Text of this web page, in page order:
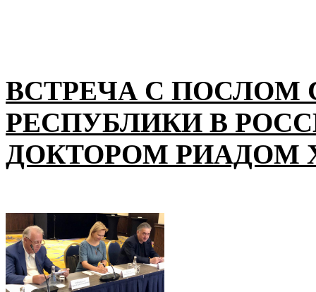
ВСТРЕЧА С ПОСЛОМ
РЕСПУБЛИКИ В
ДОКТОРОМ РИАДОМ